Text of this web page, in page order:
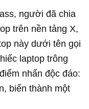
người đã chia
trên nền tảng X,
này dưới tên gọi
laptop trông
nhấn độc đáo:
biến thành một